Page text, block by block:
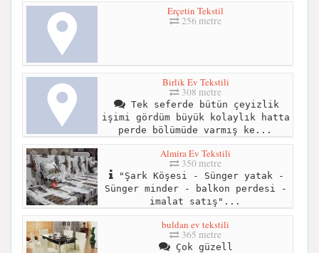
Erçetin Tekstil
256 metre
Birlik Ev Tekstili
308 metre
Tek seferde bütün çeyizlik
işimi gördüm büyük kolaylık hatta
perde bölümüde varmış ke...
Almira Ev Tekstili
350 metre
"Şark Köşesi - Sünger yatak -
Sünger minder - balkon perdesi -
imalat satış"...
buldan ev tekstili
365 metre
Çok güzell